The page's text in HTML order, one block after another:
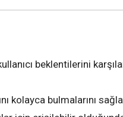
beklentilerini
kolayca bulmalarını